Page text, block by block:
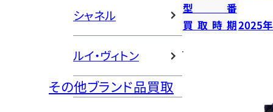
シャネル
ルイ・ヴィトン
その他ブランド品買取
型番
買取時期2025